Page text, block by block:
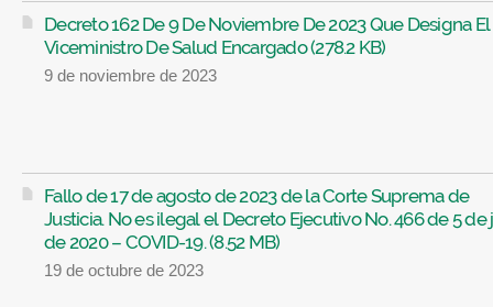
Decreto 162 De 9 De Noviembre De 2023 Que Designa El
Viceministro De Salud Encargado (278.2 KB)
9 de noviembre de 2023
Fallo de 17 de agosto de 2023 de la Corte Suprema de
Justicia. No es ilegal el Decreto Ejecutivo No. 466 de 5 de
de 2020 – COVID-19. (8.52 MB)
19 de octubre de 2023